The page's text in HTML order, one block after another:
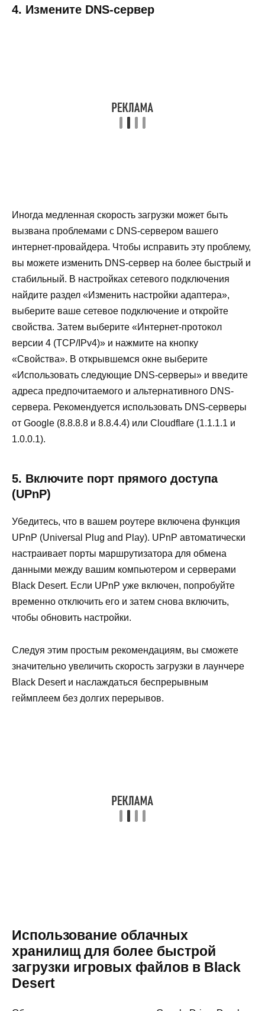
4. Измените DNS-сервер
Иногда медленная скорость загрузки может быть
вызвана проблемами с DNS-сервером вашего
интернет-провайдера. Чтобы исправить эту проблему,
вы можете изменить DNS-сервер на более быстрый и
стабильный. В настройках сетевого подключения
найдите раздел «Изменить настройки адаптера»,
выберите ваше сетевое подключение и откройте
свойства. Затем выберите «Интернет-протокол
версии 4 (TCP/IPv4)» и нажмите на кнопку
«Свойства». В открывшемся окне выберите
«Использовать следующие DNS-серверы» и введите
адреса предпочитаемого и альтернативного DNS-
сервера. Рекомендуется использовать DNS-серверы
от Google (8.8.8.8 и 8.8.4.4) или Cloudflare (1.1.1.1 и
1.0.0.1).
5. Включите порт прямого доступа
(UPnP)
Убедитесь, что в вашем роутере включена функция
UPnP (Universal Plug and Play). UPnP автоматически
настраивает порты маршрутизатора для обмена
данными между вашим компьютером и серверами
Black Desert. Если UPnP уже включен, попробуйте
временно отключить его и затем снова включить,
чтобы обновить настройки.
Следуя этим простым рекомендациям, вы сможете
значительно увеличить скорость загрузки в лаунчере
Black Desert и наслаждаться беспрерывным
геймплеем без долгих перерывов.
Использование облачных
хранилищ для более быстрой
загрузки игровых файлов в Black
Desert